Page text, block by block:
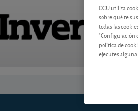
Tiempo de
OCU utiliza
sobre qué te
todas las
"Configuración
política de
ejecutes